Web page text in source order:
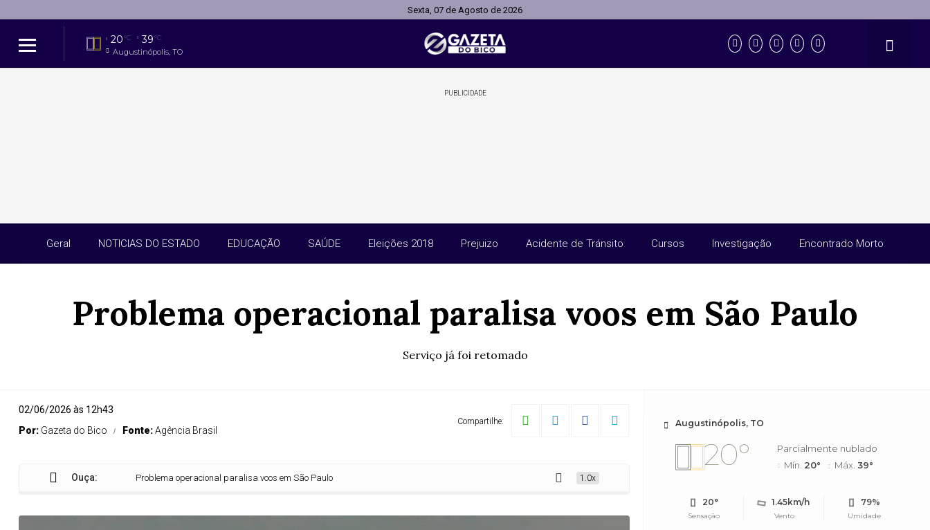
Sexta, 07 de Agosto de 2026
20°C 39°C
Augustinópolis, TO
PUBLICIDADE
Geral NOTICIAS DO ESTADO EDUCAÇÃO SAÚDE Eleições 2018 Prejuizo Acidente de Tránsito Cursos Investigação Encontrado Morto
Problema operacional paralisa voos em São Paulo
Serviço já foi retomado
02/06/2026 às 12h43
Por: Gazeta do Bico Fonte:Agência Brasil
Compartilhe:
Ouça: Problema operacional paralisa voos em São Paulo 1.0x
Augustinópolis, TO
20°
Parcialmente nublado
Mín. 20° Máx.39°
20°
Sensação
1.45km/h
Vento
79%
Umidade